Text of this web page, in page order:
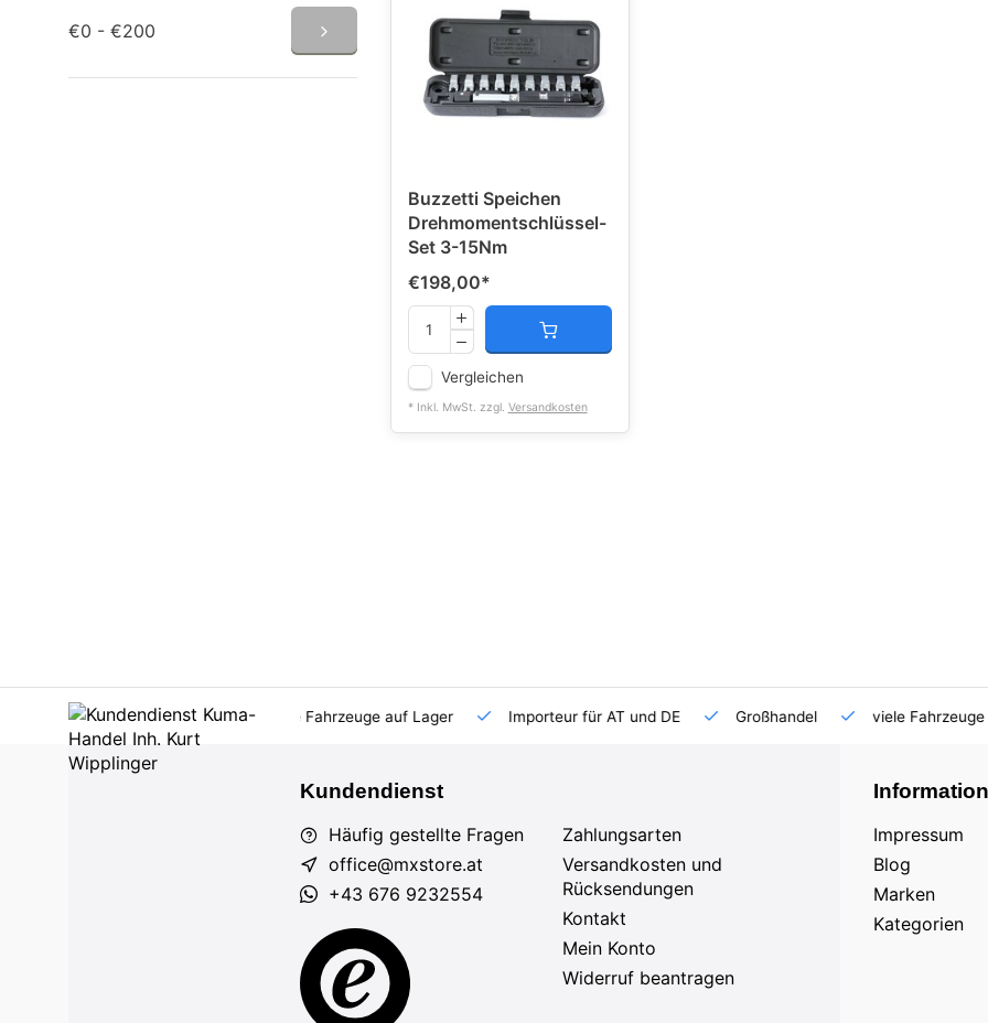
€0 - €200
Buzzetti Speichen
Drehmomentschlüssel-
Set 3-15Nm
€198,00*
Vergleichen
* Inkl. MwSt. zzgl. Versandkosten
Großhandel viele Fahrzeuge auf Lager Importeur für AT und DE Großhandel viele Fahrzeuge
Kundendienst
Häufig gestellte Fragen
office@mxstore.at
+43 676 9232554
Zahlungsarten
Versandkosten und
Rücksendungen
Kontakt
Mein Konto
Widerruf beantragen
Impressum
Blog
Marken
Kategorien